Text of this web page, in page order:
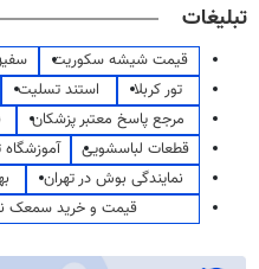
تبلیغات
قیمت شیشه سکوریت
تور کربلا
استند تسلیت
مرجع پاسخ معتبر پزشکان
قطعات لباسشویی
نمایندگی بوش در تهران
قیمت و خرید سمعک